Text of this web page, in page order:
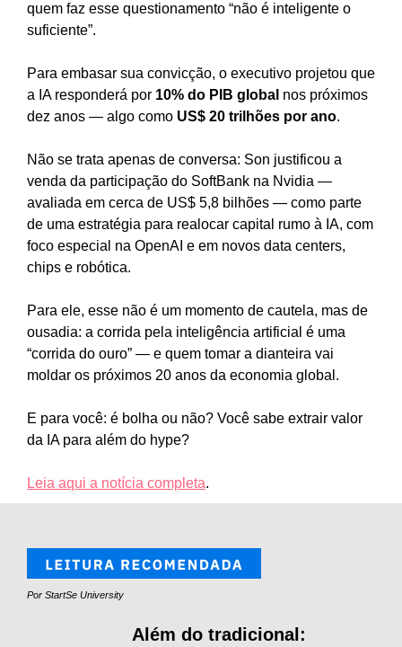
quem faz esse questionamento “não é inteligente o
suficiente”.
Para embasar sua convicção, o executivo projetou que
a IA responderá por 10% do PIB global nos próximos
dez anos — algo como US$ 20 trilhões por ano.
Não se trata apenas de conversa: Son justificou a
venda da participação do SoftBank na Nvidia —
avaliada em cerca de US$ 5,8 bilhões — como parte
de uma estratégia para realocar capital rumo à IA, com
foco especial na OpenAI e em novos data centers,
chips e robótica.
Para ele, esse não é um momento de cautela, mas de
ousadia: a corrida pela inteligência artificial é uma
“corrida do ouro” — e quem tomar a dianteira vai
moldar os próximos 20 anos da economia global.
E para você: é bolha ou não? Você sabe extrair valor
da IA para além do hype?
Leia aqui a notícia completa.
Por StartSe University
Além do tradicional: